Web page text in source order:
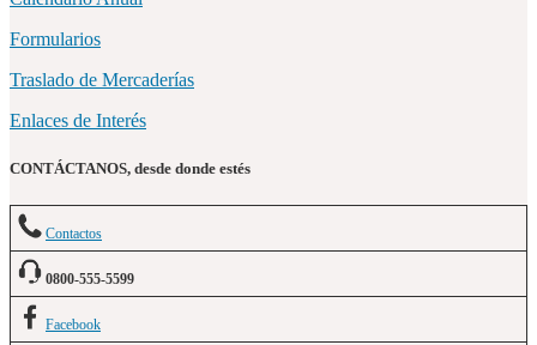
Formularios
Traslado de Mercaderías
Enlaces de Interés
CONTÁCTANOS, desde donde estés
Contactos
0800-555-5599
Facebook